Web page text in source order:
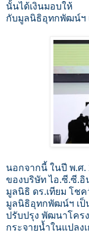
นั้นได้เงินมอบให้
กับมูลนิธิอุทกพัฒน์ฯ
นอกจากนี้ ในปี พ.ศ.
ของบริษัท ไอ.ซี.ซี.อิ
มูลนิธิ ดร.เทียม โช
มูลนิธิอุทกพัฒน์ฯ เป็
ปรับปรุง พัฒนาโคร
กระจายน้ำในแปลง